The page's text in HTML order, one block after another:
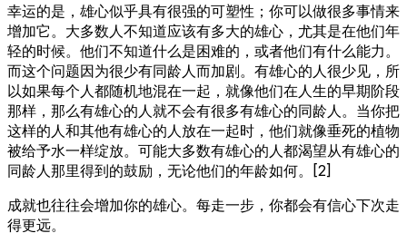
幸运的是，雄心似乎具有很强的可塑性；你可以做很多事情来
增加它。大多数人不知道应该有多大的雄心，尤其是在他们年
轻的时候。他们不知道什么是困难的，或者他们有什么能力。
而这个问题因为很少有同龄人而加剧。有雄心的人很少见，所
以如果每个人都随机地混在一起，就像他们在人生的早期阶段
那样，那么有雄心的人就不会有很多有雄心的同龄人。当你把
这样的人和其他有雄心的人放在一起时，他们就像垂死的植物
被给予水一样绽放。可能大多数有雄心的人都渴望从有雄心的
同龄人那里得到的鼓励，无论他们的年龄如何。[2]
成就也往往会增加你的雄心。每走一步，你都会有信心下次走
得更远。